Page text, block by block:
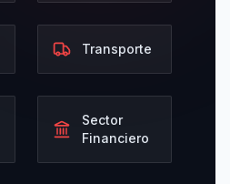
Transporte
Sector
Financiero